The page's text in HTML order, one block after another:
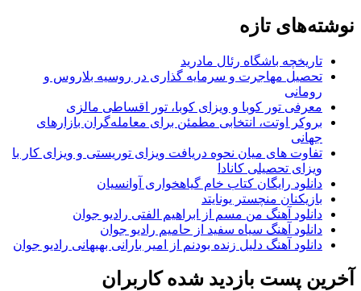
نوشته‌های تازه
تاریخچه باشگاه رئال مادرید
تحصیل مهاجرت و سرمایه گذاری در روسیه بلاروس و
رومانی
معرفی تور کوبا و ویزای کوبا، تور اقساطی مالزی
بروکر اوتت، انتخابی مطمئن برای معامله‌گران بازارهای
جهانی
تفاوت های میان نحوه دریافت ویزای توریستی و ویزای کار با
ویزای تحصیلی کانادا
دانلود رایگان کتاب خام گیاهخواری آوانسیان
بازیکنان منچستر یونایتد
دانلود آهنگ من مسم از ابراهیم الفتی رادیو جوان
دانلود آهنگ سیاه سفید از حامیم رادیو جوان
دانلود آهنگ دلیل زنده بودنم از امیر بارانی بهبهانی رادیو جوان
آخرین پست بازدید شده کاربران